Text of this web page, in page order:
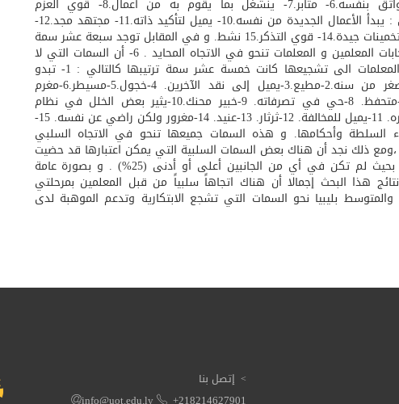
في أحكامه.5- واثق بنفسه.6- مثابر.7- ينشغل بما يقوم به من أعمال.8- قوي العزم
(مصمم).9- مبادئ : يبدأ الأعمال الجديدة من نفسه.10- يميل لتأكيد ذاته.11- مجتهد مجد.12-
مخلص.13- يخمن تخمينات جيدة.14- قوي التذكر.15 نشط. و في المقابل توجد سبعة عشر سمة
ايجابية كانت استجابات المعلمين و المعلمات تنحو في الاتجاه المحايد . 6- أن السمات التي لا
يميل المعلمين والمعلمات الى تشجيعها كانت خمسة عشر سمة ترتيبها كالتالي : 1- تبدو
تصرفاته أحياناً أصغر من سنه.2-مطيع.3-يميل إلى نقد الآخرين. 4-خجول.5-مسيطر.6-مغرم
بمخالفة الرأي. 7-متحفظ. 8-حي في تصرفاته. 9-خبير محنك.10-يثير بعض الخلل في نظام
الفصل وخطة سيره. 11-يميل للمخالفة. 12-ثرثار. 13-عنيد. 14-مغرور ولكن راضي عن نفسه. 15-
السلطة وأحكامها. و هذه السمات جميعها تنحو في الاتجاه السلبي
،ومع ذلك نجد أن هناك بعض السمات السلبية التي يمكن اعتبارها قد حضيت
بنوع من الحيادية بحيث لم تكن في أي من الجانبين أعلى أو أدنى (25%) . و بصورة عامة
هذا البحث إجمالا أن هناك اتجاهاً سلبياً من قبل المعلمين بمرحلتي
بليبيا نحو السمات التي تشجع الابتكارية وتدعم الموهبة لدى
إتصل بنا
+218214627901
info@uot.edu.ly